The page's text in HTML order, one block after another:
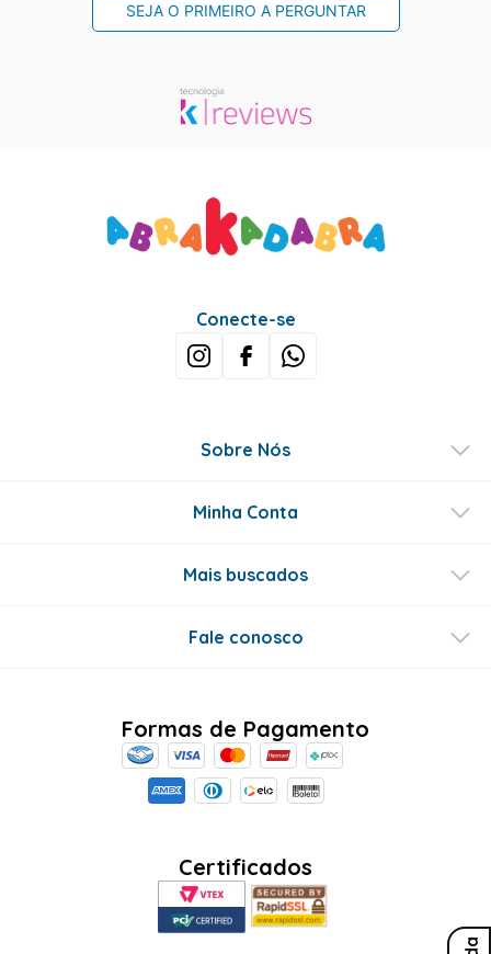
SEJA O PRIMEIRO A PERGUNTAR
Conecte-se
Sobre Nós
Minha Conta
Mais buscados
Fale conosco
Formas de Pagamento
Certificados